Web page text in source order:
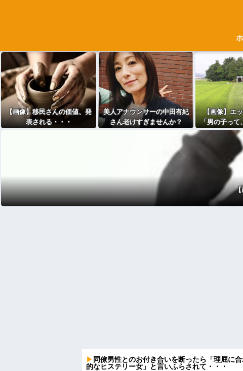
【画像】移民さんの価値、発
表される・・・
美人アナウンサーの中田有紀
さん老けすぎませんか？
【画像】エ
「男の子って
好きなん
【
同僚男性とのお付き合いを断ったら「理屈に
的なヒステリー女」と言いふらされて・・・